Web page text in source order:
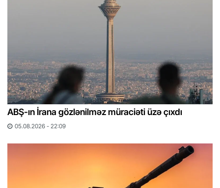
ABŞ-ın İrana gözlənilməz müraciəti üzə çıxdı
05.08.2026 - 22:09